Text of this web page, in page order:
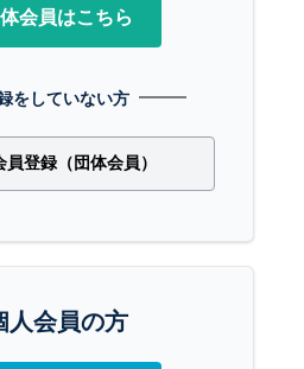
会員はこちら
をしていない方
員登録（団体会員）
人会員の方